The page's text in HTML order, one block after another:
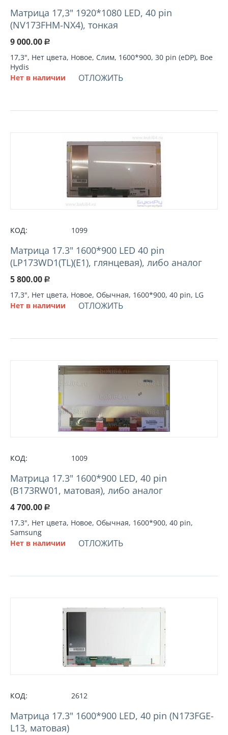
Матрица 17,3" 1920*1080 LED, 40 pin
(NV173FHM-NX4), тонкая
9 000.00 Р
17,3", Нет цвета, Новое, Слим, 1600*900, 30 pin (eDP), Boe
Hydis
Нет в наличии
ОТЛОЖИТЬ
КОД: 1099
Матрица 17.3" 1600*900 LED 40 pin
(LP173WD1(TL)(E1), глянцевая), либо аналог
5 800.00 Р
17,3", Нет цвета, Новое, Обычная, 1600*900, 40 pin, LG
Нет в наличии
ОТЛОЖИТЬ
КОД: 1009
Матрица 17.3" 1600*900 LED, 40 pin
(B173RW01, матовая), либо аналог
4 700.00 Р
17,3", Нет цвета, Новое, Обычная, 1600*900, 40 pin,
Samsung
Нет в наличии
ОТЛОЖИТЬ
КОД: 2612
Матрица 17.3" 1600*900 LED, 40 pin (N173FGE-
L13, матовая)